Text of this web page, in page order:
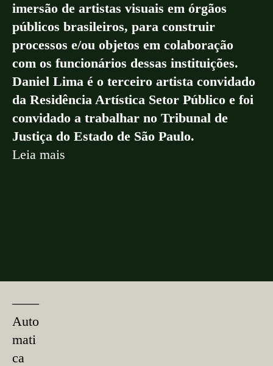
imersão de artistas visuais em órgãos
públicos brasileiros, para construir
processos e/ou objetos em colaboração
com os funcionários dessas instituições.
Daniel Lima é o terceiro artista convidado
da Residência Artística Setor Público e foi
convidado a trabalhar no Tribunal de
Justiça do Estado de São Paulo.
Leia mais
––––
Auto
mati
ca